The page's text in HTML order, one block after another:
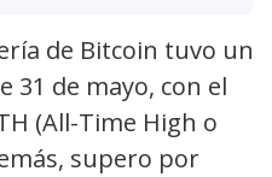
de Bitcoin tuvo un
31 de mayo, con el
(All-Time High o
supero por